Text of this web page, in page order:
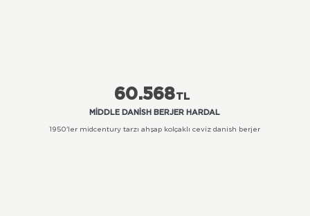
60.568TL
MIDDLE DANISH BERJER HARDAL
1950'ler midcentury tarzı ahşap kolçaklı ceviz danish berjer